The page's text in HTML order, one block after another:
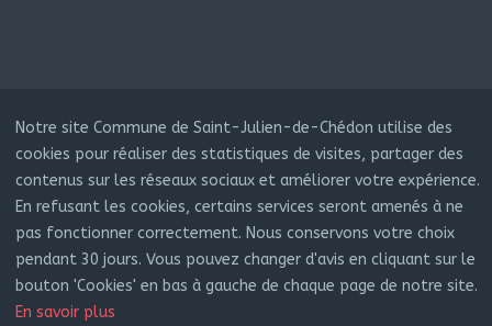
Notre site Commune de Saint-Julien-de-Chédon utilise des
cookies pour réaliser des statistiques de visites, partager des
contenus sur les réseaux sociaux et améliorer votre expérience.
En refusant les cookies, certains services seront amenés à ne
pas fonctionner correctement. Nous conservons votre choix
pendant 30 jours. Vous pouvez changer d'avis en cliquant sur le
bouton 'Cookies' en bas à gauche de chaque page de notre site.
En savoir plus
réalisation
FEPP INFORMATIQUE